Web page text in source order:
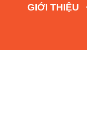
GIỚI THIỆU